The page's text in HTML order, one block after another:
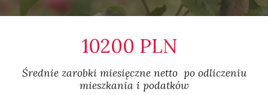
10200 PLN
Średnie zarobki miesięczne netto po odliczeniu
mieszkania i podatków​